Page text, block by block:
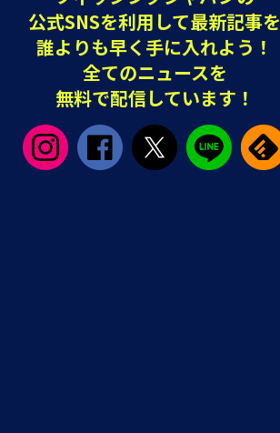
公式SNSを利用して最新記事を
誰よりも早く手に入れよう！
全てのニュースを
無料で配信しています！